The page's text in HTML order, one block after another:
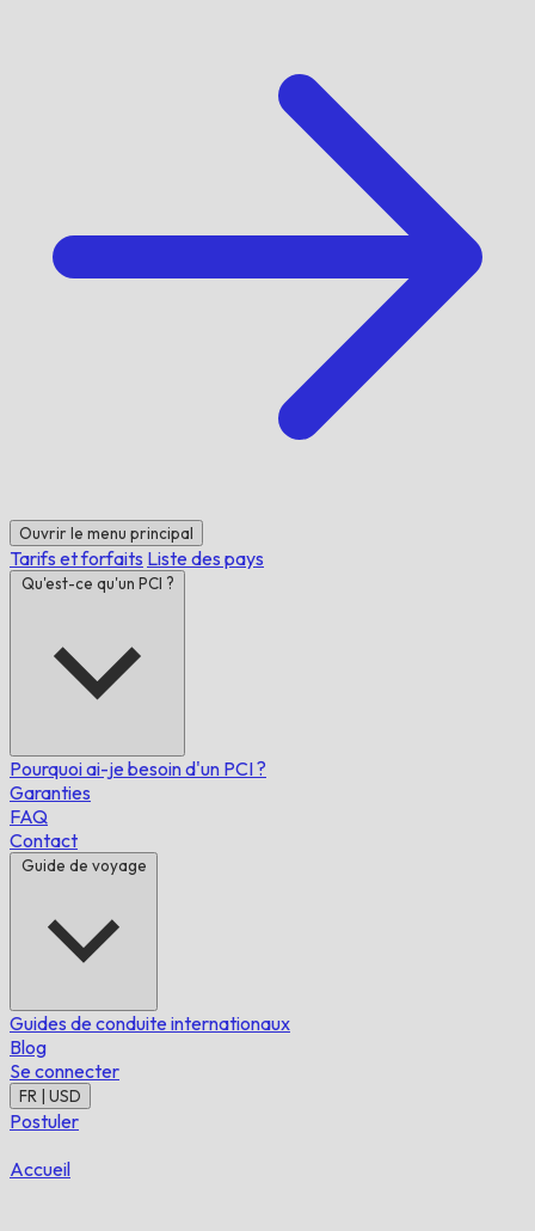
Ouvrir le menu principal
Tarifs et forfaits Liste des pays
Qu'est-ce qu'un PCI ?
Pourquoi ai-je besoin d'un PCI ?
Garanties
FAQ
Contact
Guide de voyage
Guides de conduite internationaux
Blog
Se connecter
FR | USD
Postuler
Accueil